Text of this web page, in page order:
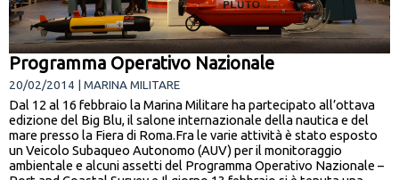
Programma Operativo Nazionale
20/02/2014 | MARINA MILITARE
Dal 12 al 16 febbraio la Marina Militare ha partecipato all’ottava
edizione del Big Blu, il salone internazionale della nautica e del
mare presso la Fiera di Roma.Fra le varie attività è stato esposto
un Veicolo Subaqueo Autonomo (AUV) per il monitoraggio
ambientale e alcuni assetti del Programma Operativo Nazionale –